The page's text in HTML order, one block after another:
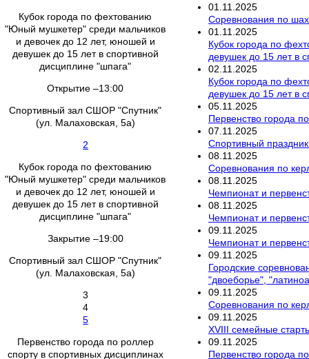
Кубок города по фехтованию
"Юный мушкетер" среди мальчиков
и девочек до 12 лет, юношей и
девушек до 15 лет в спортивной
дисциплине "шпага"
Открытие –13:00
Спортивный зал СШОР "Спутник"
(ул. Малаховская, 5а)
2
Кубок города по фехтованию
"Юный мушкетер" среди мальчиков
и девочек до 12 лет, юношей и
девушек до 15 лет в спортивной
дисциплине "шпага"
Закрытие –19:00
Спортивный зал СШОР "Спутник"
(ул. Малаховская, 5а)
3
4
5
Первенство города по роллер
спорту в спортивных дисциплинах
01 11 2025
Соревнования по
01 11 2025
Кубок города по
девушек до 15 лет в
02 11 2025
Кубок города по
девушек до 15 лет в
05 11 2025
Первенство города
07 11 2025
Спортивный
08 11 2025
Соревнования по
08 11 2025
Чемпионат и
08 11 2025
Чемпионат и
09 11 2025
Чемпионат и
09 11 2025
Городские
"двоеборье",
09 11 2025
Соревнования по
09 11 2025
XVIII семейные
09 11 2025
Первенство города